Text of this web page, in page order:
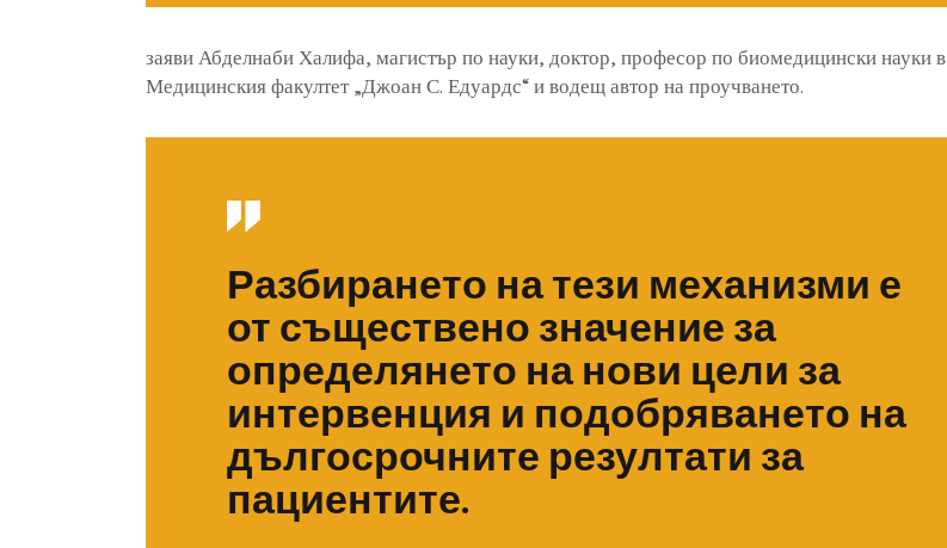
заяви Абделнаби Халифа, магистър по науки, доктор, професор по биомедицински науки в
Медицинския факултет „Джоан С. Едуардс“ и водещ автор на проучването.
Разбирането на тези механизми е
от съществено значение за
определянето на нови цели за
интервенция и подобряването на
дългосрочните резултати за
пациентите.